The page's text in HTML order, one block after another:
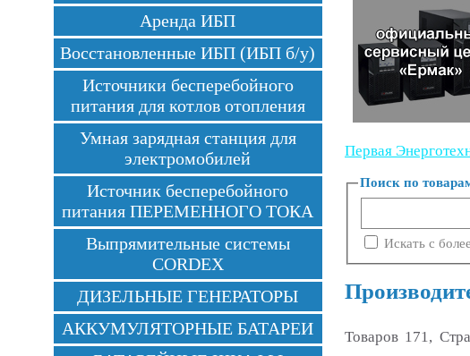
Первая
Поиск по
Искать с
Товаров 171,
Аренда ИБП
Восстановленные ИБП (ИБП б/у)
Источники бесперебойного
питания для котлов отопления
Умная зарядная станция для
электромобилей
Источник бесперебойного
питания ПЕРЕМЕННОГО ТОКА
Выпрямительные системы
CORDEX
ДИЗЕЛЬНЫЕ ГЕНЕРАТОРЫ
АККУМУЛЯТОРНЫЕ БАТАРЕИ